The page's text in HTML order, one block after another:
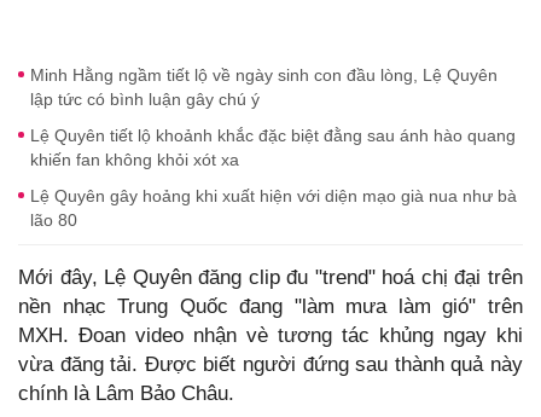
Minh Hằng ngầm tiết lộ về ngày sinh con đầu lòng, Lệ Quyên
lập tức có bình luận gây chú ý
Lệ Quyên tiết lộ khoảnh khắc đặc biệt đằng sau ánh hào quang
khiến fan không khỏi xót xa
Lệ Quyên gây hoảng khi xuất hiện với diện mạo già nua như bà
lão 80
Mới đây, Lệ Quyên đăng clip đu "trend" hoá chị đại trên
nền nhạc Trung Quốc đang "làm mưa làm gió" trên
MXH. Đoan video nhận vè tương tác khủng ngay khi
vừa đăng tải. Được biết người đứng sau thành quả này
chính là Lâm Bảo Châu.